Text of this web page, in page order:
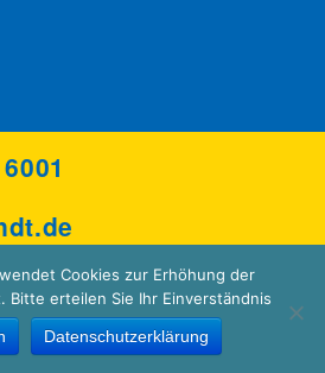
Cookies zur Erhöhung der
Bitte erteilen Sie Ihr Einverständnis
Datenschutzerklärung